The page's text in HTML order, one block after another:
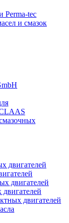
Perma-tec
и смазок
двигателей
двигателей
двигателей